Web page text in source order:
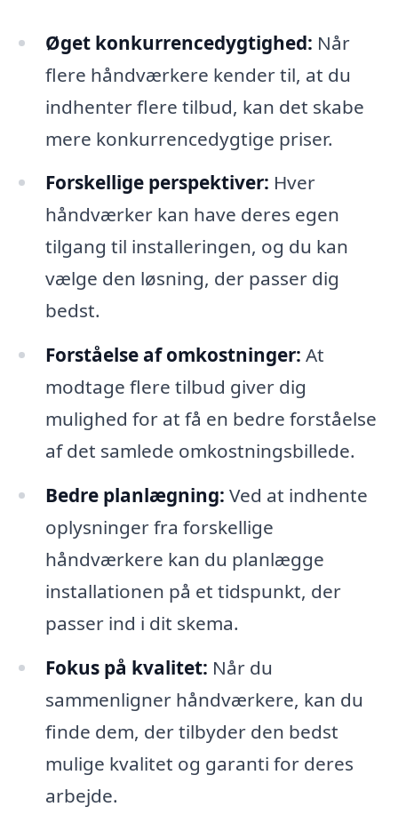
Øget konkurrencedygtighed: Når
flere håndværkere kender til, at du
indhenter flere tilbud, kan det skabe
mere konkurrencedygtige priser.
Forskellige perspektiver: Hver
håndværker kan have deres egen
tilgang til installeringen, og du kan
vælge den løsning, der passer dig
bedst.
Forståelse af omkostninger: At
modtage flere tilbud giver dig
mulighed for at få en bedre forståelse
af det samlede omkostningsbillede.
Bedre planlægning: Ved at indhente
oplysninger fra forskellige
håndværkere kan du planlægge
installationen på et tidspunkt, der
passer ind i dit skema.
Fokus på kvalitet: Når du
sammenligner håndværkere, kan du
finde dem, der tilbyder den bedst
mulige kvalitet og garanti for deres
arbejde.